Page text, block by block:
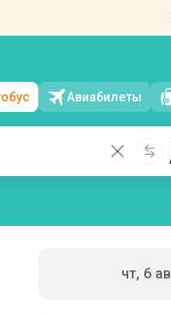
Авиабилеты
чт, 6